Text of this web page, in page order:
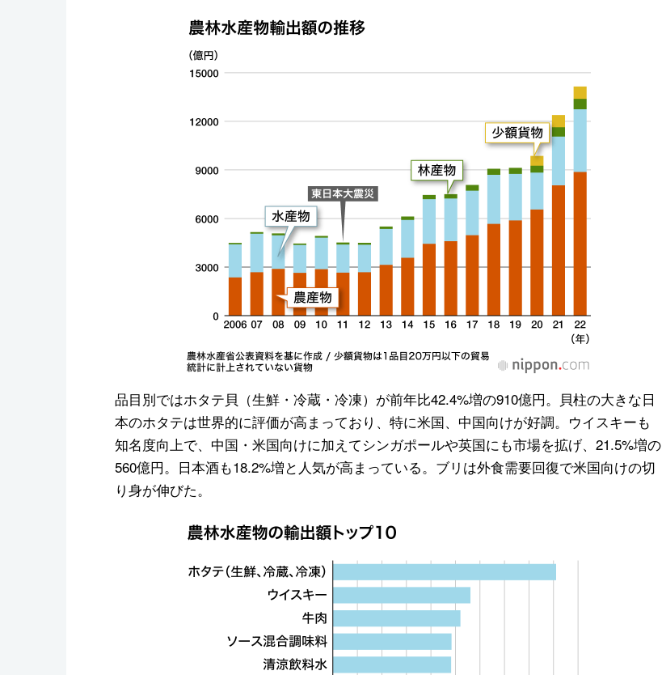
品目別ではホタテ貝（生鮮・冷蔵・冷凍）が前年比42.4%増の910億円。貝柱の大きな日
本のホタテは世界的に評価が高まっており、特に米国、中国向けが好調。ウイスキーも
知名度向上で、中国・米国向けに加えてシンガポールや英国にも市場を拡げ、21.5%増の
560億円。日本酒も18.2%増と人気が高まっている。ブリは外食需要回復で米国向けの切
り身が伸びた。